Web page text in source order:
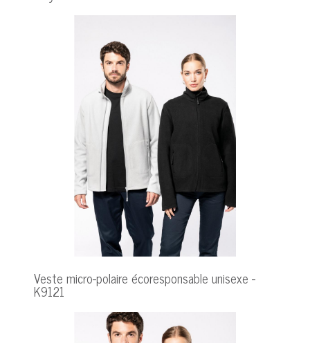
Veste micro-polaire écoresponsable unisexe -
K9121